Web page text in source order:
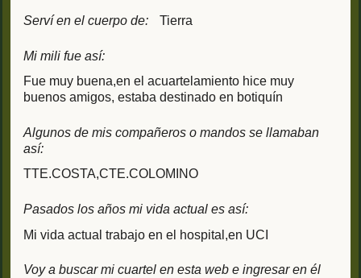
Serví en el cuerpo de: Tierra
Mi mili fue así:
Fue muy buena,en el acuartelamiento hice muy
buenos amigos, estaba destinado en botiquín
Algunos de mis compañeros o mandos se llamaban
así:
TTE.COSTA,CTE.COLOMINO
Pasados los años mi vida actual es así:
Mi vida actual trabajo en el hospital,en UCI
Voy a buscar mi cuartel en esta web e ingresar en él